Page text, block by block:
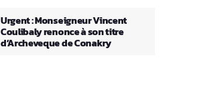
Urgent : Monseigneur Vincent
Coulibaly renonce à son titre
d’Archeveque de Conakry